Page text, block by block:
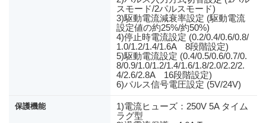
スモード/2パルスモード)
3)駆動電流減衰率設定 (駆動電流
設定値の約25%/約50%)
4)停止時電流設定 (0.2/0.4/0.6/0.8/
1.0/1.2/1.4/1.6A 8段階設定)
5)駆動電流設定 (0.4/0.5/0.6/0.7/0.
8/0.9/1.0/1.2/1.4/1.6/1.8/2.0/2.2/2.
4/2.6/2.8A 16段階設定)
6)パルス信号電圧設定 (5V/24V)
保護機能
1)電流ヒューズ：250V 5A タイム
ラグ型